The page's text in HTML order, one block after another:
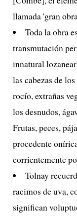
llamada 'gran
Toda la obra
transmutación
innatural
las cabezas de
rocío, extrañas
los desnudos,
Frutas, peces,
procedente
corrientemente
Tolnay
racimos de uva,
significan